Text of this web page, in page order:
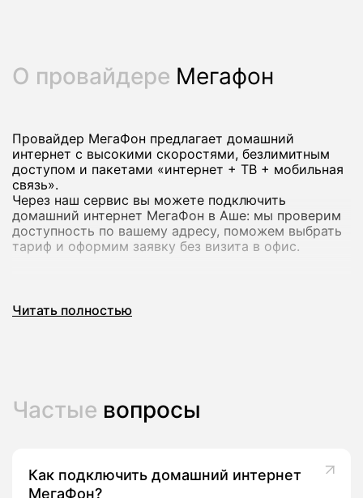
О провайдере Мегафон
Провайдер МегаФон предлагает домашний
интернет с высокими скоростями, безлимитным
доступом и пакетами «интернет + ТВ + мобильная
связь».
Через наш сервис вы можете подключить
домашний интернет МегаФон в Аше: мы проверим
доступность по вашему адресу, поможем выбрать
тариф и оформим заявку без визита в офис.
интернет МегаФон
сразу.
В линейке оператора есть тарифы со скоростью до
пакетами мобильной связи.
Читать полностью
Частые вопросы
Как подключить домашний интернет
МегаФон?